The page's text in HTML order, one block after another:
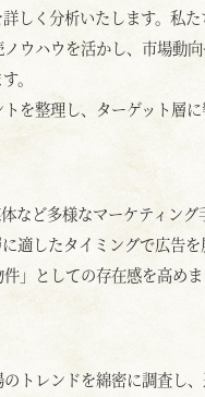
しく分析いたします。私た
ウハウを活かし、市場動
。
を整理し、ターゲット層
など多様なマーケティング
適したタイミングで広告を
」としての存在感を高めま
トレンドを綿密に調査し